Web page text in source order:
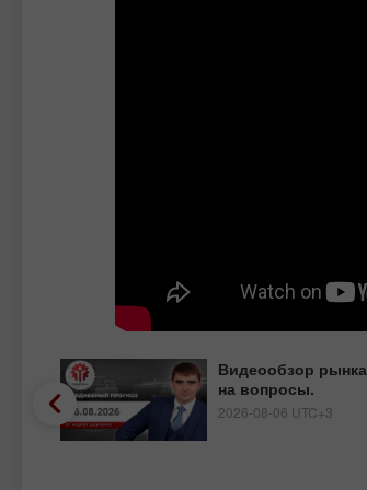
Видеообзор
на вопросы.
2026-08-06 UTC+3